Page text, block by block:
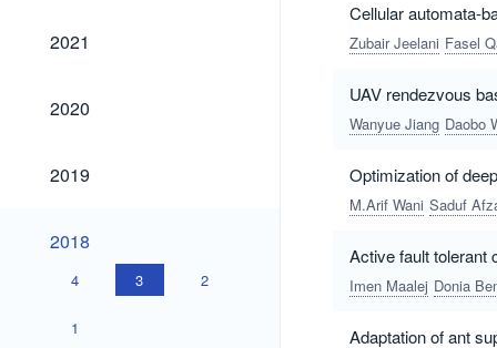
2021
2021
2020
2020
2019
2019
2018
2018
4 3 2
1
Cellular automata-
Zubair Jeelani Fasel
UAV rendezvous
Wanyue Jiang Daobo
Optimization of
M.Arif Wani Saduf
Active fault tolerant
Imen Maalej Donia
Adaptation of ant